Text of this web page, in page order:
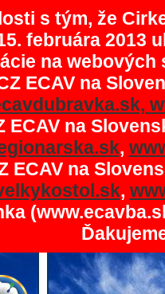
s tým, že
februára 2013
na
ECAV na
ECAV na
,
ECAV na
,